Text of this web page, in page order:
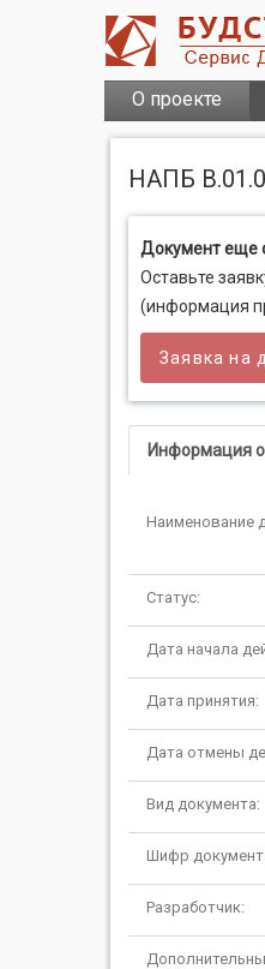
О проекте
НАПБ
Документ еще
Оставьте
(информация
Заявка на
Информация
Наименование
Статус:
Дата начала
Дата принятия:
Дата отмены
Вид документа:
Шифр
Разработчик: